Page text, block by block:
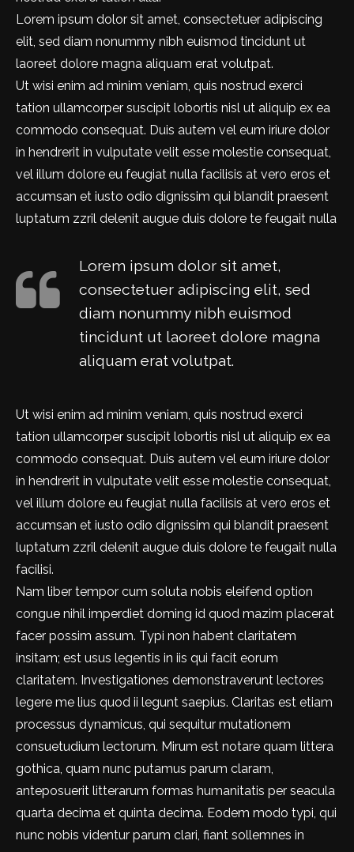
Lorem ipsum dolor sit amet, consectetuer adipiscing
elit, sed diam nonummy nibh euismod tincidunt ut
laoreet dolore magna aliquam erat volutpat.
Ut wisi enim ad minim veniam, quis nostrud exerci
tation ullamcorper suscipit lobortis nisl ut aliquip ex ea
commodo consequat. Duis autem vel eum iriure dolor
in hendrerit in vulputate velit esse molestie consequat,
vel illum dolore eu feugiat nulla facilisis at vero eros et
accumsan et iusto odio dignissim qui blandit praesent
luptatum zzril delenit augue duis dolore te feugait nulla
Lorem ipsum dolor sit amet,
consectetuer adipiscing elit, sed
diam nonummy nibh euismod
tincidunt ut laoreet dolore magna
aliquam erat volutpat.
Ut wisi enim ad minim veniam, quis nostrud exerci
tation ullamcorper suscipit lobortis nisl ut aliquip ex ea
commodo consequat. Duis autem vel eum iriure dolor
in hendrerit in vulputate velit esse molestie consequat,
vel illum dolore eu feugiat nulla facilisis at vero eros et
accumsan et iusto odio dignissim qui blandit praesent
luptatum zzril delenit augue duis dolore te feugait nulla
facilisi.
Nam liber tempor cum soluta nobis eleifend option
congue nihil imperdiet doming id quod mazim placerat
facer possim assum. Typi non habent claritatem
insitam; est usus legentis in iis qui facit eorum
claritatem. Investigationes demonstraverunt lectores
legere me lius quod ii legunt saepius. Claritas est etiam
processus dynamicus, qui sequitur mutationem
consuetudium lectorum. Mirum est notare quam littera
gothica, quam nunc putamus parum claram,
anteposuerit litterarum formas humanitatis per seacula
quarta decima et quinta decima. Eodem modo typi, qui
nunc nobis videntur parum clari, fiant sollemnes in